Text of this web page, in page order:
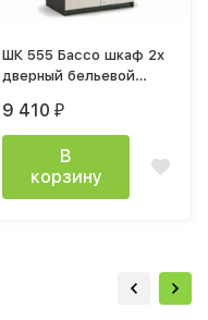
ШК 555 Бассо шкаф 2х
дверный бельевой
9 410 ₽
В
корзину